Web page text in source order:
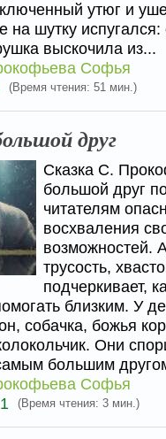
утюг и
на шутку испугался:
выскочила из...
Софья
(Время чтения: 51 мин.)
друг
Сказка С.
большой друг
читателям
восхваления
возможностей.
трусость,
подчеркивает,
близким. У
собачка, божья
Они
большим
Софья
1 (Время чтения: 3 мин.)